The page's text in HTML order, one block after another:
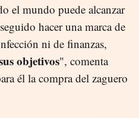
el mundo puede alcanzar
hacer una marca de
ni de finanzas,
objetivos", comenta
él la compra del zaguero